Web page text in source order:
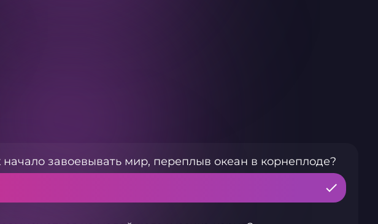
начало завоевывать мир, переплыв океан в корнеплоде?